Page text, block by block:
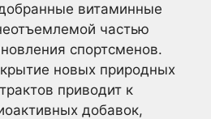
витаминные
частью
спортсменов.
новых природных
приводит к
добавок,